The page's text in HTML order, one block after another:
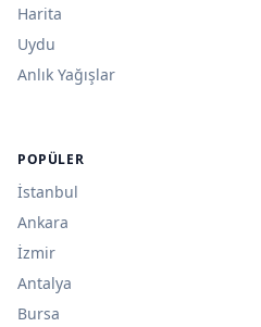
Harita
Uydu
Anlık Yağışlar
POPÜLER
İstanbul
Ankara
İzmir
Antalya
Bursa